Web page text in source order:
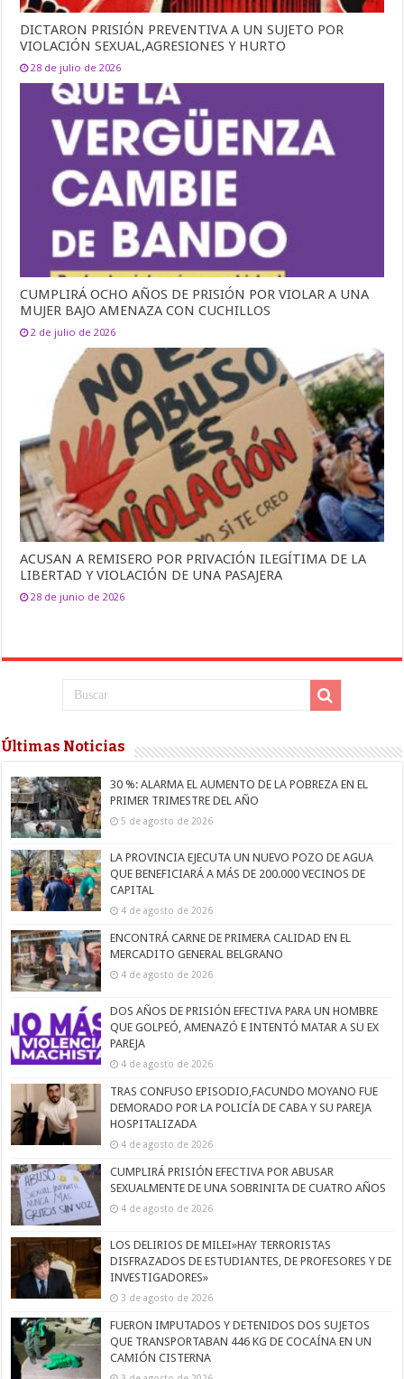
DICTARON PRISIÓN PREVENTIVA A UN SUJETO POR
VIOLACIÓN SEXUAL,AGRESIONES Y HURTO
28 de julio de 2026
CUMPLIRÁ OCHO AÑOS DE PRISIÓN POR VIOLAR A UNA
MUJER BAJO AMENAZA CON CUCHILLOS
2 de julio de 2026
ACUSAN A REMISERO POR PRIVACIÓN ILEGÍTIMA DE LA
LIBERTAD Y VIOLACIÓN DE UNA PASAJERA
28 de junio de 2026
Últimas Noticias
30 %: ALARMA EL AUMENTO DE LA POBREZA EN EL
PRIMER TRIMESTRE DEL AÑO
5 de agosto de 2026
LA PROVINCIA EJECUTA UN NUEVO POZO DE AGUA
QUE BENEFICIARÁ A MÁS DE 200.000 VECINOS DE
CAPITAL
4 de agosto de 2026
ENCONTRÁ CARNE DE PRIMERA CALIDAD EN EL
MERCADITO GENERAL BELGRANO
4 de agosto de 2026
DOS AÑOS DE PRISIÓN EFECTIVA PARA UN HOMBRE
QUE GOLPEÓ, AMENAZÓ E INTENTÓ MATAR A SU EX
PAREJA
4 de agosto de 2026
TRAS CONFUSO EPISODIO,FACUNDO MOYANO FUE
DEMORADO POR LA POLICÍA DE CABA Y SU PAREJA
HOSPITALIZADA
4 de agosto de 2026
CUMPLIRÁ PRISIÓN EFECTIVA POR ABUSAR
SEXUALMENTE DE UNA SOBRINITA DE CUATRO AÑOS
4 de agosto de 2026
LOS DELIRIOS DE MILEI»HAY TERRORISTAS
DISFRAZADOS DE ESTUDIANTES, DE PROFESORES Y DE
INVESTIGADORES»
3 de agosto de 2026
FUERON IMPUTADOS Y DETENIDOS DOS SUJETOS
QUE TRANSPORTABAN 446 KG DE COCAÍNA EN UN
CAMIÓN CISTERNA